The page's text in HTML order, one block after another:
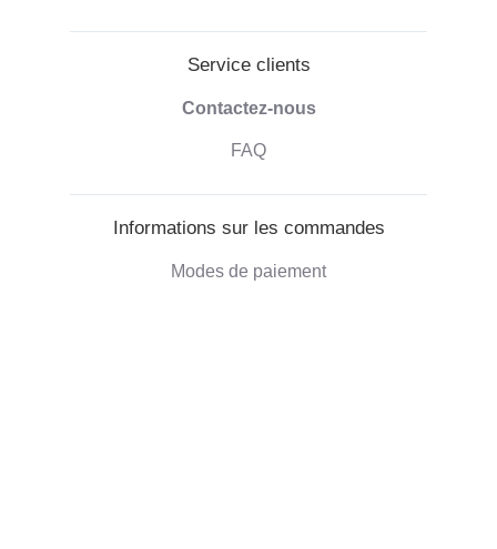
Service clients
Contactez-nous
FAQ
Informations sur les commandes
Modes de paiement